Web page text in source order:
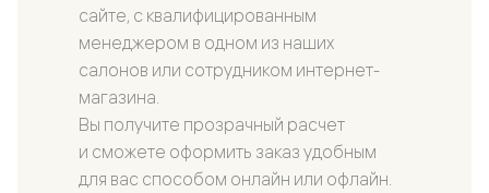
сайте, с квалифицированным
менеджером в одном из наших
салонов или сотрудником интернет-
магазина.
Вы получите прозрачный расчет
и сможете оформить заказ удобным
для вас способом онлайн или офлайн.